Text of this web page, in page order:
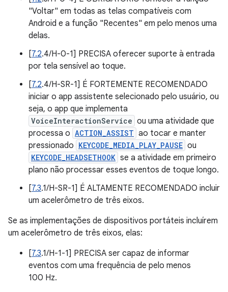
"Voltar" em todas as telas compatíveis com
Android e a função "Recentes" em pelo menos uma
delas.
[7.2.4/H-0-1] PRECISA oferecer suporte à entrada
por tela sensível ao toque.
[7.2.4/H-SR-1] É FORTEMENTE RECOMENDADO
iniciar o app assistente selecionado pelo usuário, ou
seja, o app que implementa
VoiceInteractionService ou uma atividade que
processa o ACTION_ASSIST ao tocar e manter
pressionado KEYCODE_MEDIA_PLAY_PAUSE ou
KEYCODE_HEADSETHOOK se a atividade em primeiro
plano não processar esses eventos de toque longo.
[7.3.1/H-SR-1] É ALTAMENTE RECOMENDADO incluir
um acelerômetro de três eixos.
Se as implementações de dispositivos portáteis incluírem
um acelerômetro de três eixos, elas:
[7.3.1/H-1-1] PRECISA ser capaz de informar
eventos com uma frequência de pelo menos
100 Hz.